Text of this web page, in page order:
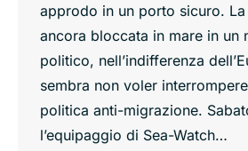
approdo in un porto sicuro.
ancora bloccata in mare in un
politico, nell’indifferenza
sembra non voler
politica anti-migrazione.
l’equipaggio di Sea-Watch…